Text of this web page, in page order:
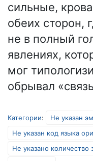
сильные,
обеих сторон,
не в полный
явлениях,
мог
обрывал
Категории: Не указан
Не указан код языка
Не указано количество